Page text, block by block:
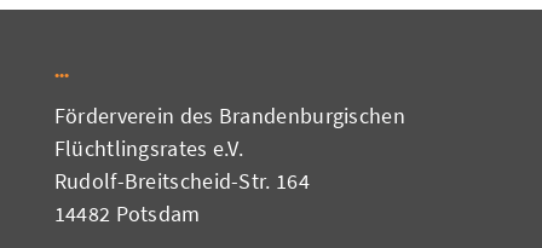
Förderverein des Brandenburgischen
Flüchtlingsrates e.V.
Rudolf-Breitscheid-Str. 164
14482 Potsdam